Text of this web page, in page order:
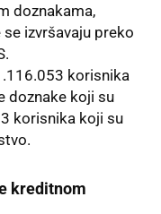
doznakama,
izvršavaju preko
korisnika
doznake koji su
korisnika koji su
kreditnom